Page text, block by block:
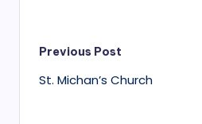
Post
navigation
Previous Post
St. Michan’s Church